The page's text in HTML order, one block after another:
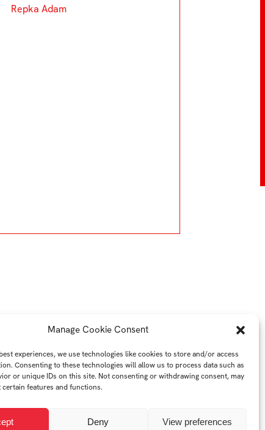
Manage Cookie Consent
experiences, we use technologies like cookies to store and/or access
Consenting to these technologies will allow us to process data such as
or unique IDs on this site. Not consenting or withdrawing consent, may
certain features and functions.
Deny View preferences
Repka Adam